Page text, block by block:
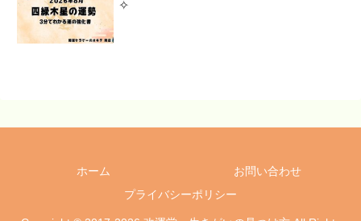
✧
ホーム
お問い合わせ
プライバシーポリシー